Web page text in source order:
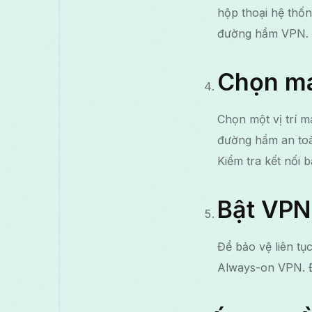
hộp thoại hệ
đường hầm VPN.
Chọn
Chọn một vị trí
đường hầm an
Kiểm tra kết nối
Bật
Để bảo vệ liên
Always-on VPN.